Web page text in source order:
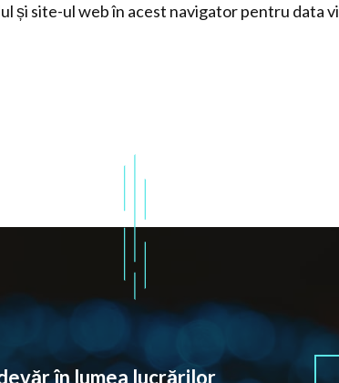
și site-ul web în acest navigator pentru data
în lumea lucrărilor